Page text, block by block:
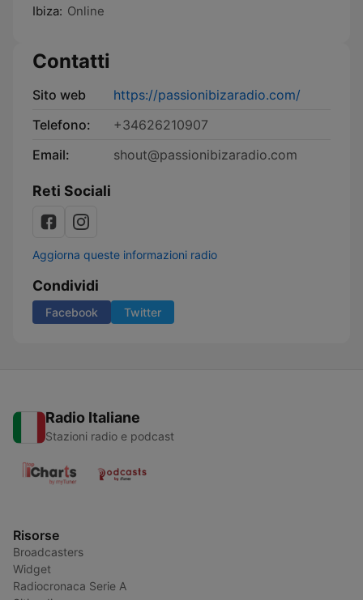
Ibiza: Online
Contatti
Sito web
https://passionibizaradio.com/
Telefono:
+34626210907
Email:
shout@passionibizaradio.com
Reti Sociali
Aggiorna queste informazioni radio
Condividi
Facebook Twitter
Radio Italiane
Stazioni radio e podcast
Risorse
Broadcasters
Widget
Radiocronaca Serie A